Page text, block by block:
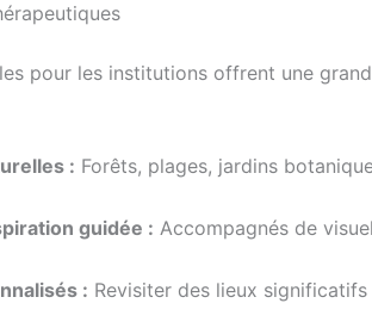
pour les institutions offrent une
: Forêts, plages, jardins
guidée : Accompagnés de
: Revisiter des lieux